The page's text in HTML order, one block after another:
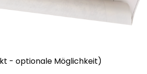
- optionale Möglichkeit)